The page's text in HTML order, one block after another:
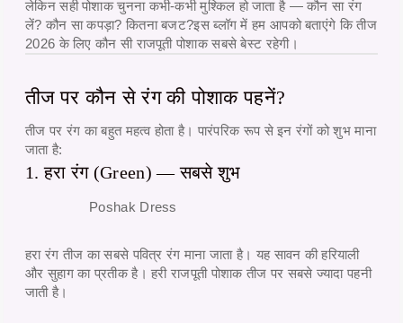
लेकिन सही पोशाक चुनना कभी-कभी मुश्किल हो जाता है — कौन सा रंग
लें? कौन सा कपड़ा? कितना बजट?इस ब्लॉग में हम आपको बताएंगे कितीज
2026 के लिए कौन सी राजपूती पोशाक सबसे बेस्ट रहेगी।
तीज पर कौन से रंग की पोशाक पहनें?
तीज पर रंग का बहुत महत्व होता है। पारंपरिक रूप से इन रंगों को शुभ माना
जाता है:
1. हरा रंग (Green) — सबसे शुभ
Poshak Dress
हरा रंग तीज का सबसे पवित्र रंग माना जाता है। यह सावन की हरियाली
और सुहाग का प्रतीक है।हरी राजपूती पोशाकतीज पर सबसे ज्यादा पहनी
जाती है।